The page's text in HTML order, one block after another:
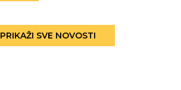
PRIKAŽI SVE NOVOSTI